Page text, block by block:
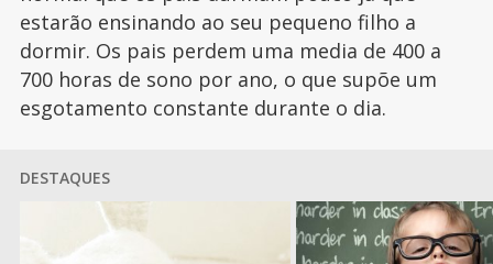
estarão ensinando ao seu pequeno filho a
dormir. Os pais perdem uma media de 400 a
700 horas de sono por ano, o que supõe um
esgotamento constante durante o dia.
DESTAQUES